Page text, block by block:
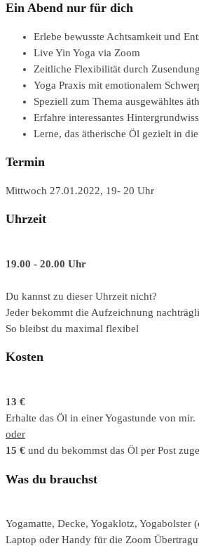
Ein Abend nur für dich
Erlebe bewusste Achtsamkeit und
Live Yin Yoga via Zoom
Zeitliche Flexibilität durch
Yoga Praxis mit emotionalem
Speziell zum Thema ausgewähltes
Erfahre interessantes
Lerne, das ätherische Öl gezielt in
Termin
Mittwoch 27.01.2022, 19- 20 Uhr
Uhrzeit
19.00 - 20.00 Uhr
Du kannst zu dieser Uhrzeit nicht?
Jeder bekommt die Aufzeichnung
So bleibst du maximal flexibel
Kosten
13 €
Erhalte das Öl in einer Yogastunde von mir.
oder
15 € und du bekommst das Öl per Post
Was du brauchst
Yogamatte, Decke, Yogaklotz, Yogabolster
Laptop oder Handy für die Zoom